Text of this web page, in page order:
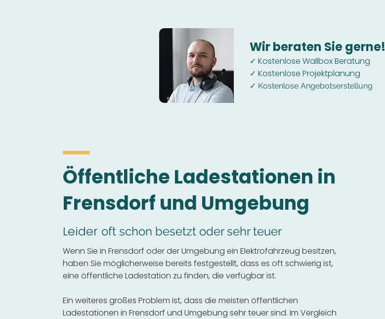
Wir beraten Sie gerne!
✓ Kostenlose Wallbox Beratung
✓ Kostenlose Projektplanung
✓ Kostenlose Angebotserstellung
Öffentliche Ladestationen in
Frensdorf und Umgebung
Leider oft schon besetzt oder sehr teuer
Wenn Sie in Frensdorf oder der Umgebung ein Elektrofahrzeug besitzen,
haben Sie möglicherweise bereits festgestellt, dass es oft schwierig ist,
eine öffentliche Ladestation zu finden, die verfügbar ist.
Ein weiteres großes Problem ist, dass die meisten öffentlichen
Ladestationen in Frensdorf und Umgebung sehr teuer sind. Im Vergleich